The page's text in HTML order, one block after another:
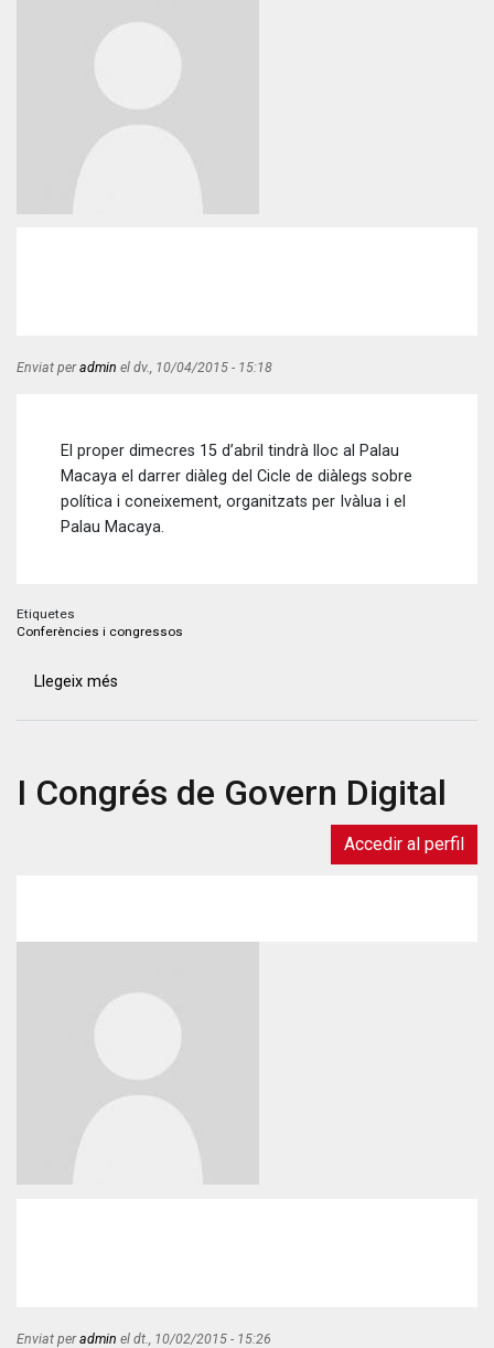
Enviat peradmin el dv., 10/04/2015 - 15:18
El proper dimecres 15 d’abril tindrà lloc al Palau
Macaya el darrer diàleg del Cicle de diàlegs sobre
política i coneixement, organitzats per Ivàlua i el
Palau Macaya.
Etiquetes
Conferències i congressos
Llegeix més
sobre
política
I Congrés de Govern Digital
Accedir al perfil
Enviat peradmin el dt., 10/02/2015 - 15:26